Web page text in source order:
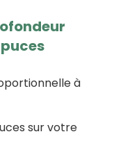
à
sur votre